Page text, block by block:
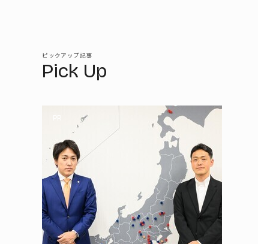
ピックアップ記事
Pick Up